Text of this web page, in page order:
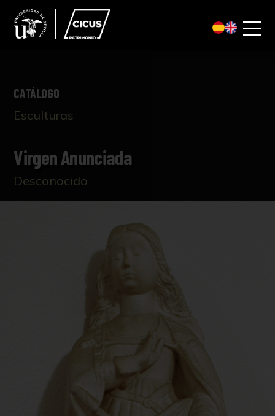
CATÁLOGO
Esculturas
Virgen Anunciada
Desconocido